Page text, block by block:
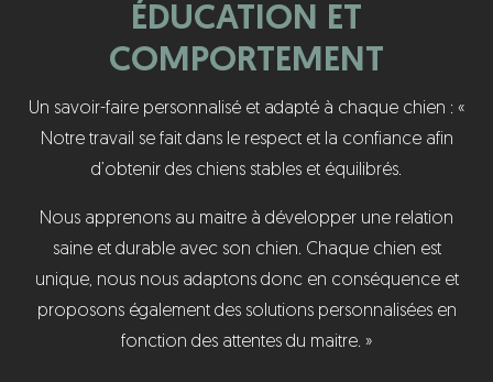
ÉDUCATION ET
COMPORTEMENT
Un savoir-faire personnalisé et adapté à chaque chien : «
Notre travail se fait dans le respect et la confiance afin
d’obtenir des chiens stables et équilibrés.
Nous apprenons au maitre à développer une relation
saine et durable avec son chien. Chaque chien est
unique, nous nous adaptons donc en conséquence et
proposons également des solutions personnalisées en
fonction des attentes du maitre. »